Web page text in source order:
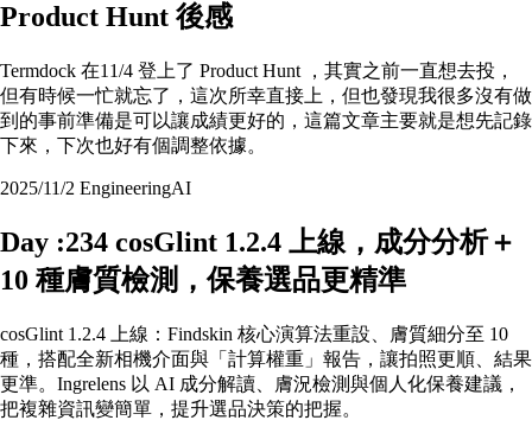
Product Hunt 後感
Termdock 在11/4 登上了 Product Hunt ，其實之前一直想去投，
但有時候一忙就忘了，這次所幸直接上，但也發現我很多沒有做
到的事前準備是可以讓成績更好的，這篇文章主要就是想先記錄
下來，下次也好有個調整依據。
2025/11/2 EngineeringAI
Day :234 cosGlint 1.2.4 上線，成分分析＋
10 種膚質檢測，保養選品更精準
cosGlint 1.2.4 上線：Findskin 核心演算法重設、膚質細分至 10
種，搭配全新相機介面與「計算權重」報告，讓拍照更順、結果
更準。Ingrelens 以 AI 成分解讀、膚況檢測與個人化保養建議，
把複雜資訊變簡單，提升選品決策的把握。